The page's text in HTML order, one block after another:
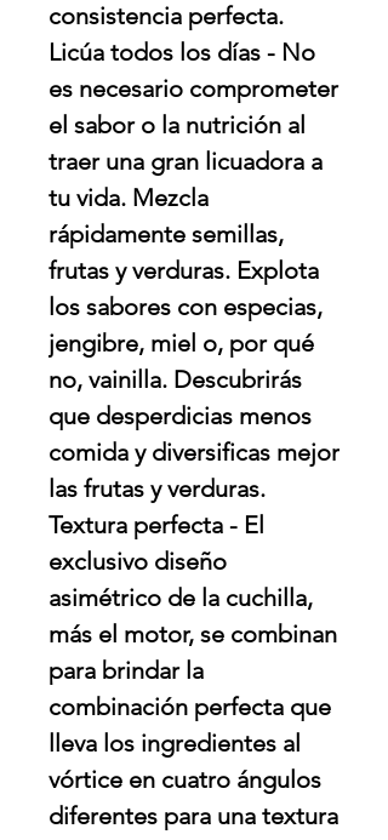
consistencia perfecta.
Licúa todos los días - No
es necesario comprometer
el sabor o la nutrición al
traer una gran licuadora a
tu vida. Mezcla
rápidamente semillas,
frutas y verduras. Explota
los sabores con especias,
jengibre, miel o, por qué
no, vainilla. Descubrirás
que desperdicias menos
comida y diversificas mejor
las frutas y verduras.
Textura perfecta - El
exclusivo diseño
asimétrico de la cuchilla,
más el motor, se combinan
para brindar la
combinación perfecta que
lleva los ingredientes al
vórtice en cuatro ángulos
diferentes para una textura